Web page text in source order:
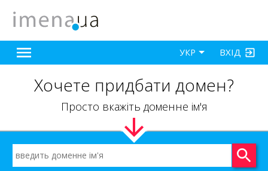
ВХІД
УКР
Хочете придбати домен?
Просто вкажіть доменне ім'я